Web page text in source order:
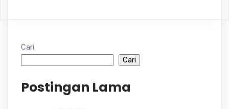
Cari
Cari
Postingan Lama